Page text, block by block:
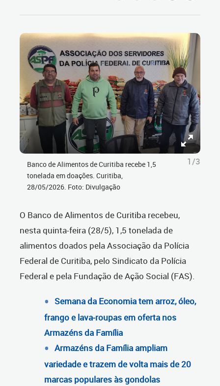
Banco de Alimentos de Curitiba recebe 1,5
tonelada em doações. Curitiba,
28/05/2026. Foto: Divulgação
1/3
O Banco de Alimentos de Curitiba recebeu,
nesta quinta-feira (28/5), 1,5 tonelada de
alimentos doados pela Associação da Polícia
Federal de Curitiba, pelo Sindicato da Polícia
Federal e pela Fundação de Ação Social (FAS).
Semana da Economia tem arroz, óleo,
frango e lava-roupas em oferta nos
Armazéns da Família
Armazéns da Família ampliam
variedade e trazem de volta mais de 20
marcas populares às gondolas